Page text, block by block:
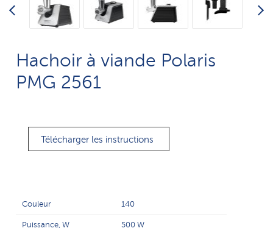
Hachoir à viande Polaris
PMG 2561
Télécharger les instructions
Couleur 140
Puissance, W 500 W